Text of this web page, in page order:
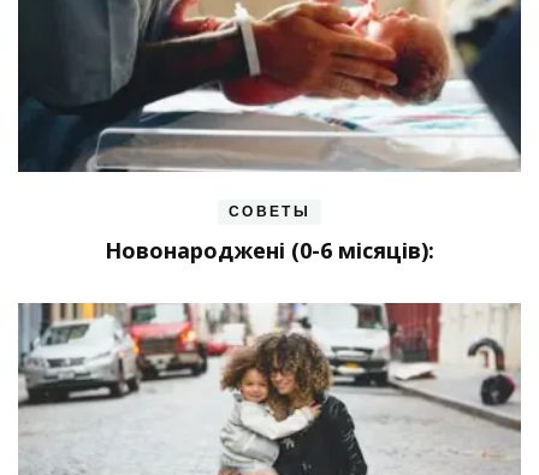
СОВЕТЫ
Новонароджені (0-6 місяців):